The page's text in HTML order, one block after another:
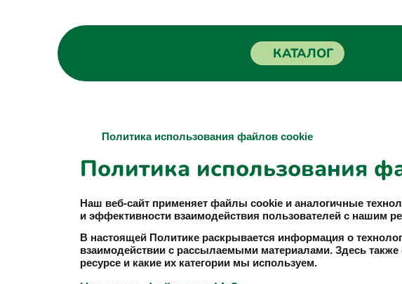
КАТАЛОГ
Политика использования файлов cookie
Политика использования
Наш веб-сайт применяет файлы cookie и аналогичные
и эффективности взаимодействия пользователей с нашим
В настоящей Политике раскрывается информация о
взаимодействии с рассылаемыми материалами. Здесь
ресурсе и какие их категории мы используем.